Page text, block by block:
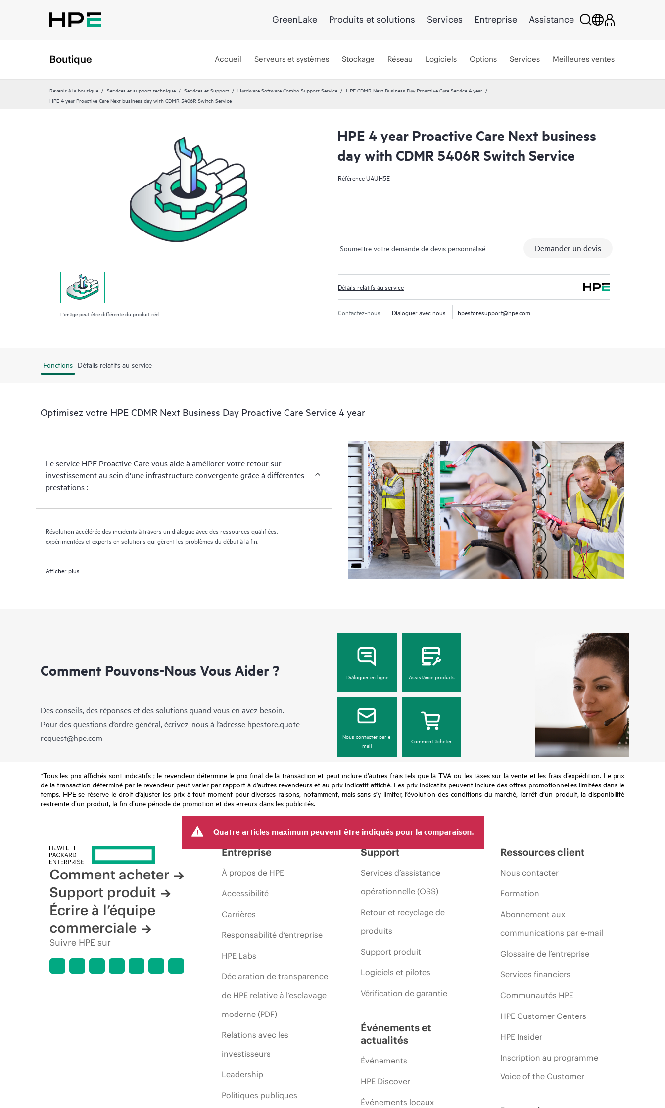
GreenLake Produits et solutions Services Entreprise Assistance
Boutique Accueil Serveurs et systèmes Stockage Réseau Logiciels Options Services Meilleures ventes
Revenir à la boutique Services et support technique Services et Support Hardware Software Combo Support Service
HPE CDMR Next Business Day Proactive Care Service 4 year
HPE 4 year Proactive Care Next business day with CDMR 5406R Switch Service
L’image peut être différente du produit réel
HPE 4 year Proactive Care Next business
day with CDMR 5406R Switch Service
RéférenceU4UH5E
Soumettre votre demande de devis personnalisé Demander un devis
Détails relatifs au service
Contactez-nous Dialoguer avec nous hpestoresupport@hpe.com
Fonctions Détails relatifs au service
Optimisez votre HPE CDMR Next Business Day Proactive Care Service 4 year
Le service HPE Proactive Care vous aide à améliorer votre retour sur
investissement au sein d'une infrastructure convergente grâce à différentes
prestations :
Résolution accélérée des incidents à travers un dialogue avec des ressources qualifiées,
expérimentées et experts en solutions qui gèrent les problèmes du début à la fin.
Afficher plus
Comment Pouvons-Nous Vous Aider ?
Des conseils, des réponses et des solutions quand vous en avez besoin.
Pour des questions d’ordre général, écrivez-nous à l’adresse hpestore.quote-
request@hpe.com
Dialoguer en ligne Assistance produits
Nous contacter par e-
mail
Comment acheter
*Tous les prix affichés sont indicatifs ; le revendeur détermine le prix final de la transaction et peut inclure d’autres frais tels que la TVA ou les taxes sur la vente et les frais d’expédition. Le prix
de la transaction déterminé par le revendeur peut varier par rapport à d’autres revendeurs et au prix indicatif affiché. Les prix indicatifs peuvent inclure des offres promotionnelles limitées dans le
temps. HPE se réserve le droit d’ajuster les prix à tout moment pour diverses raisons, notamment, mais sans s’y limiter, l’évolution des conditions du marché, l’arrêt d’un produit, la disponibilité
restreinte d’un produit, la fin d’une période de promotion et des erreurs dans les publicités.
Quatre articles maximum peuvent être indiqués pour la comparaison.
Comment acheter
Support produit
Écrire à l’équipe
commerciale
Suivre HPE sur
Entreprise
À propos de HPE
Accessibilité
Carrières
Responsabilité d’entreprise
HPE Labs
Déclaration de transparence
de HPE relative à l’esclavage
moderne (PDF)
Relations avec les
investisseurs
Leadership
Politiques publiques
Support
Services d’assistance
opérationnelle (OSS)
Retour et recyclage de
produits
Support produit
Logiciels et pilotes
Vérification de garantie
Événements et
actualités
Événements
HPE Discover
Événements locaux
Ressources client
Nous contacter
Formation
Abonnement aux
communications par e-mail
Glossaire de l’entreprise
Services financiers
Communautés HPE
HPE Customer Centers
HPE Insider
Inscription au programme
Voice of the Customer